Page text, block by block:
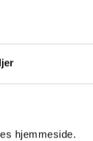
hjemmeside.